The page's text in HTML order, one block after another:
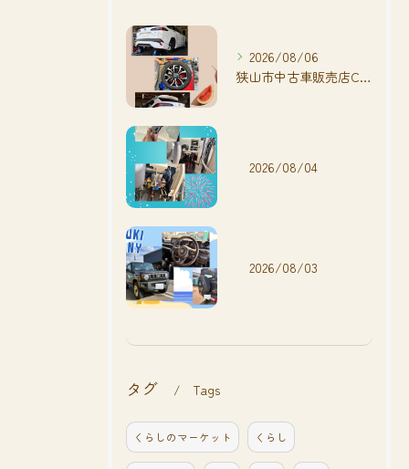
2026/08/06
狭山市中古車販売店CarShop FACT.🚗
2026/08/04
2026/08/03
タグ Tags
くらしのマーケット くらし